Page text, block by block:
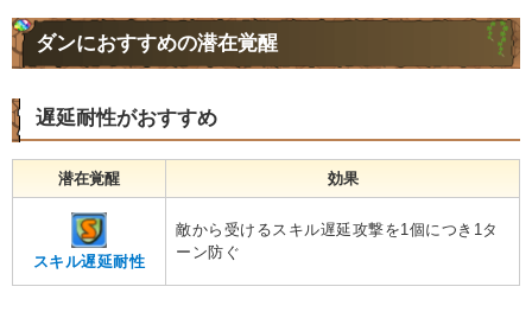
ダンにおすすめの潜在覚醒
遅延耐性がおすすめ
潜在覚醒 効果
スキル遅延耐性
敵から受けるスキル遅延攻撃を1個につき1タ
ーン防ぐ